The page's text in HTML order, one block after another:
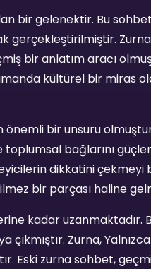
bir gelenektir. Bu
gerçekleştirilmiştir.
bir anlatım aracı
kültürel bir miras
bir unsuru
toplumsal bağlarını
dikkatini çekmeyi
bir parçası haline
kadar uzanmaktadır.
Zurna,
Eski zurna sohbet,